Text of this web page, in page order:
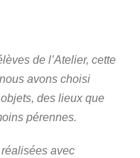
de l’Atelier, cette
avons choisi
des lieux que
pérennes.
avec